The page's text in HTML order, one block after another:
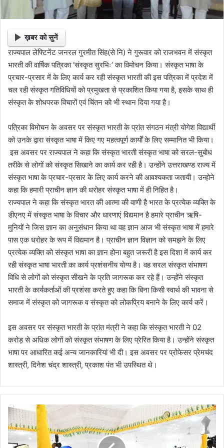
ख़बर को सुनें
राज्यपाल लेफ्टिनेंट जनरल गुरमीत सिंह(से नि) ने गुरूवार को राजभवन में संस्कृत
भारती की वार्षिक पत्रिका ‘संस्कृत सुरभिः’ का विमोचन किया। संस्कृत भाषा के
प्रचार-प्रसार में के लिए कार्य कर रही संस्कृत भारती की इस पत्रिका में प्रदेश में
चल रही संस्कृत गतिविधियों को प्रमुखता से प्रकाशित किया गया है, इसके साथ ही
संस्कृत के शोधपरक विचारों एवं चिंतन को भी स्थान दिया गया है।
पत्रिका विमोचन के अवसर पर संस्कृत भारती के प्रांत संगठन मंत्री योगेश विद्यार्थी
को उनके द्वारा संस्कृत भाषा में किए गए महत्वपूर्ण कार्यों के लिए सम्मानित भी किया।
इस अवसर पर राज्यपाल ने कहा कि संस्कृत भारती संस्कृत भाषा को सरल-सुबोध
तरीके से लोगों को संस्कृत सिखाने का कार्य कर रही है। उन्होंने उत्तराखण्ड राज्य में
संस्कृत भाषा के प्रचार-प्रसार के लिए कार्य करने की आवश्यकता जतायी। उन्होने
कहा कि हमारी प्राचीन ज्ञान की धरोहर संस्कृत भाषा में ही निहित है।
राज्यपाल ने कहा कि संस्कृत भारत की आत्मा की वाणी है भारत के प्रत्येक व्यक्ति के
डीएनए में संस्कृत भाषा के विचार और धारणाएं विद्यमान है हमारे प्राचीन ऋषि-
मुनियों ने जिस ज्ञान का अनुसंधान किया था वह ज्ञान आज भी संस्कृत भाषा में हमारे
पास एक धरोहर के रूप में विद्यमान है। प्राचीन ज्ञान विज्ञान को समझने के लिए
प्रत्येक व्यक्ति को संस्कृत भाषा का ज्ञान होना बहुत जरूरी है इस दिशा में कार्य कर
रही संस्कृत भाषा भारती का कार्य प्रशंसनीय योग्य है। वह सरल संस्कृत संभाषण
विधि से लोगों को संस्कृत सीखने के प्रति जागरूक कर रहे हैं। उन्होंने संस्कृत
भारती के कार्यकर्ताओं की प्रशंसा करते हुए कहा कि बिना किसी स्वार्थ की भावना से
समाज में संस्कृत को जागरूक व संस्कृत को लोकप्रिय बनाने के लिए कार्य करें।
इस अवसर पर संस्कृत भारती के प्रांत मंत्री ने कहा कि संस्कृत भारती ने 02
करोड़ से अधिक लोगों को संस्कृत संभाषण के लिए प्रेरित किया है। उन्होंने संस्कृत
भाषा पर आधारित कई अन्य जानकारियां भी दी। इस अवसर पर प्रोफेसर प्रेमचंद
शास्त्री, दिनेश चंद्र शास्त्री, प्रकाश पंत भी उपस्थित थे।
श्री
हे
म
कुं